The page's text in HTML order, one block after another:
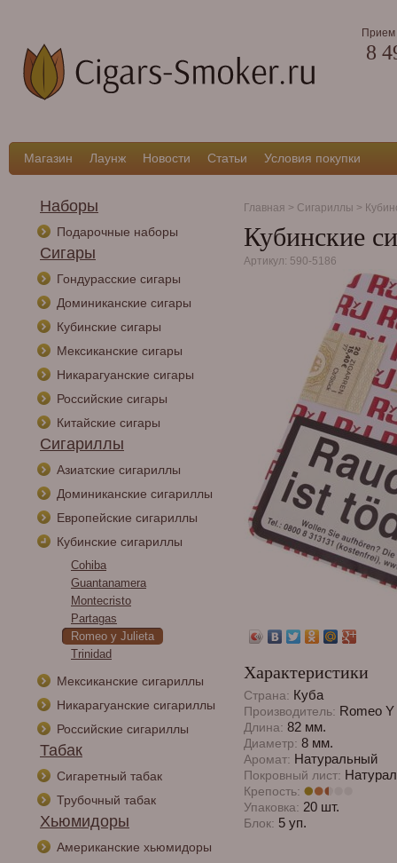
Прием
8
Магазин Лаунж Новости Статьи Условия покупки
Наборы
Подарочные наборы
Сигары
Гондурасские сигары
Доминиканские сигары
Кубинские сигары
Мексиканские сигары
Никарагуанские сигары
Российские сигары
Китайские сигары
Сигариллы
Азиатские сигариллы
Доминиканские сигариллы
Европейские сигариллы
Кубинские сигариллы
Cohiba
Guantanamera
Montecristo
Partagas
Romeo y Julieta
Trinidad
Мексиканские сигариллы
Никарагуанские сигариллы
Российские сигариллы
Табак
Сигаретный табак
Трубочный табак
Хьюмидоры
Американские хьюмидоры
Главная > Сигариллы >
Кубинские
Артикул: 590-5186
Характеристики
Страна: Куба
Производитель: Romeo
Длина: 82 мм.
Диаметр: 8 мм.
Аромат: Натуральный
Покровный лист:
Крепость:
Упаковка: 20 шт.
Блок: 5 уп.